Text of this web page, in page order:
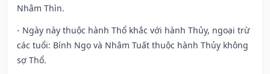
Nhâm Thìn.
- Ngày này thuộc hành Thổ khắc với hành Thủy, ngoại trừ
các tuổi: Bính Ngọ và Nhâm Tuất thuộc hành Thủy không
sợ Thổ.